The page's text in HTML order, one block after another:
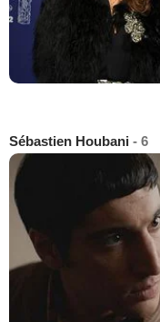
Sébastien Houbani - 6